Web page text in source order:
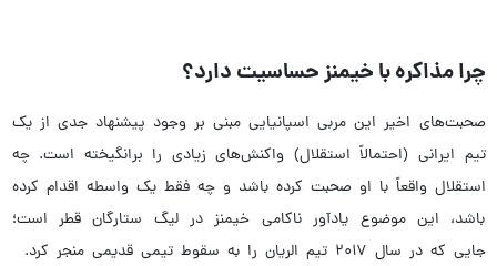
چرا مذاکره با خیمنز حساسیت دارد؟
صحبت‌های اخیر این مربی اسپانیایی مبنی بر وجود پیشنهاد جدی از یک
تیم ایرانی (احتمالاً استقلال) واکنش‌های زیادی را برانگیخته است. چه
استقلال واقعاً با او صحبت کرده باشد و چه فقط یک واسطه اقدام کرده
باشد، این موضوع یادآور ناکامی خیمنز در لیگ ستارگان قطر است؛
جایی که در سال ۲۰۱۷ تیم الریان را به سقوط تیمی قدیمی منجر کرد.